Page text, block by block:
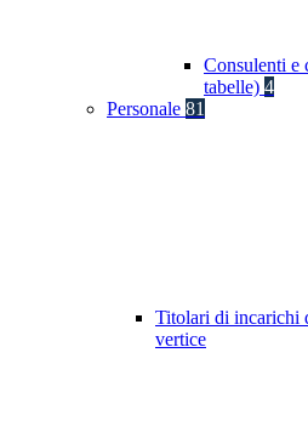
Consulenti e
tabelle) 4
Personale 81
Titolari di incarichi
vertice